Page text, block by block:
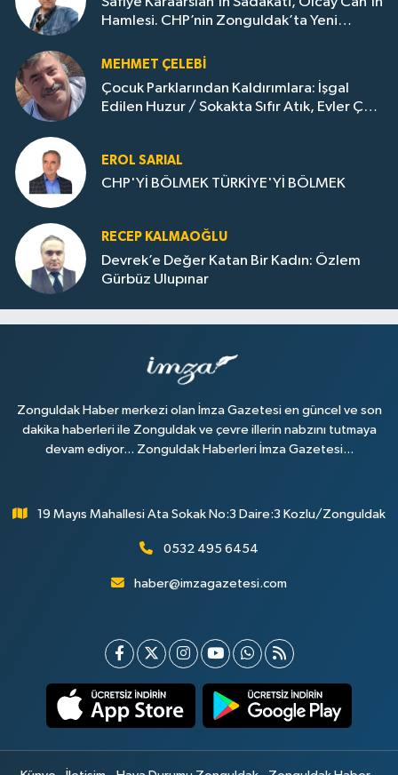
Hamlesi. CHP’nin Zonguldak’ta Yeni
MEHMET ÇELEBI
Çocuk Parklarından Kaldırımlara: İşgal
Edilen Huzur / Sokakta Sıfır Atık, Evler Çöp
EROL SARIAL
CHP'Yİ BÖLMEK TÜRKİYE'Yİ BÖLMEK
RECEP KALMAOĞLU
Devrek’e Değer Katan Bir Kadın: Özlem
Gürbüz Ulupınar
Zonguldak Haber merkezi olan İmza Gazetesi en güncel ve son
dakika haberleri ile Zonguldak ve çevre illerin nabzını tutmaya
devam ediyor... Zonguldak Haberleri İmza Gazetesi...
19 Mayıs Mahallesi Ata Sokak No:3 Daire:3 Kozlu/Zonguldak
0532 495 6454
haber@imzagazetesi.com